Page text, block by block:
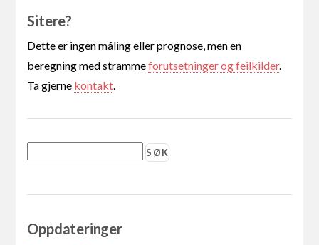
Sitere?
Dette er ingen måling eller prognose, men en
beregning med strammeforutsetninger og feilkilder.
Ta gjerne kontakt.
Oppdateringer